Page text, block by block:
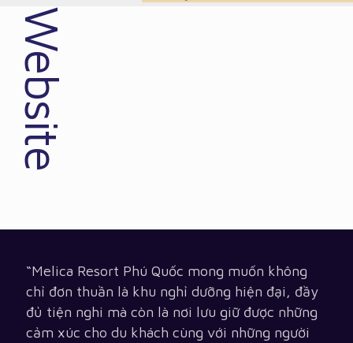
Website
“Melica Resort Phú Quốc mong muốn không
chỉ đơn thuần là khu nghỉ dưỡng hiện đại, đầy
đủ tiện nghi mà còn là nơi lưu giữ được những
cảm xúc cho du khách cùng với những người